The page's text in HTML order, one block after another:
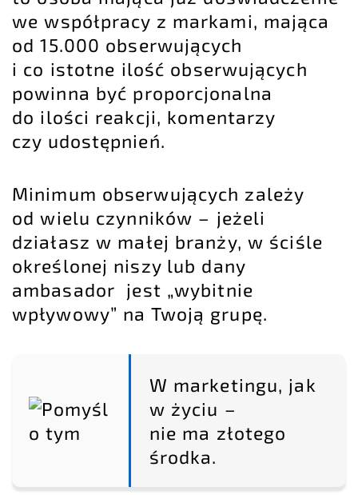
we współpracy z markami, mająca
od 15.000 obserwujących
i co istotne ilość obserwujących
powinna być proporcjonalna
do ilości reakcji, komentarzy
czy udostępnień.
Minimum obserwujących zależy
od wielu czynników – jeżeli
działasz w małej branży, w ściśle
określonej niszy lub dany
ambasador jest „wybitnie
wpływowy” na Twoją grupę.
W marketingu, jak
w życiu –
nie ma złotego
środka.